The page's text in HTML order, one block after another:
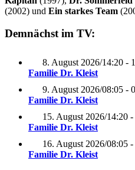
(2002) und Ein starkes Team
Demnächst im TV:
8. August 2026/14:20 -
Familie Dr. Kleist
9. August 2026/08:05 -
Familie Dr. Kleist
15. August 2026/14:20
Familie Dr. Kleist
16. August 2026/08:05
Familie Dr. Kleist